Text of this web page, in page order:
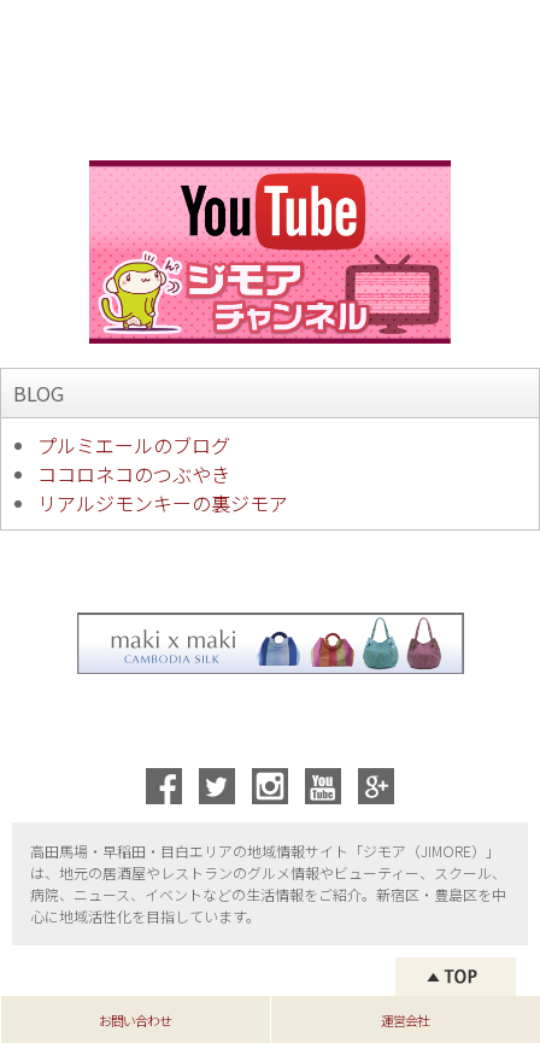
BLOG
プルミエールのブログ
ココロネコのつぶやき
リアルジモンキーの裏ジモア
高田馬場・早稲田・目白エリアの地域情報サイト「ジモア（JIMORE）」
は、地元の居酒屋やレストランのグルメ情報やビューティー、
スクール、
病院、ニュース、イベントなどの生活情報をご紹介。新宿区・ 豊島区を中
心に地域活性化を目指しています。
お問い合わせ 運営会社